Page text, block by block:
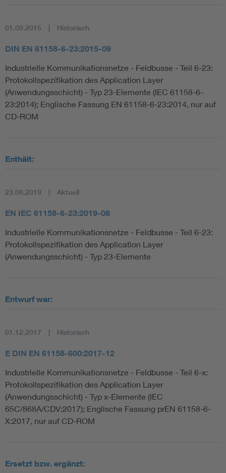
01.09.2015 Historisch
DIN EN 61158-6-23:2015-09
Industrielle Kommunikationsnetze - Feldbusse - Teil 6-23:
Protokollspezifikation des Application Layer
(Anwendungsschicht) - Typ 23-Elemente (IEC 61158-6-
23:2014); Englische Fassung EN 61158-6-23:2014, nur auf
CD-ROM
Enthält:
23.08.2019 Aktuell
EN IEC 61158-6-23:2019-08
Industrielle Kommunikationsnetze - Feldbusse - Teil 6-23:
Protokollspezifikation des Application Layer
(Anwendungsschicht) - Typ 23-Elemente
Entwurf war:
01.12.2017 Historisch
E DIN EN 61158-600:2017-12
Industrielle Kommunikationsnetze - Feldbusse - Teil 6-x:
Protokollspezifikation des Application Layer
(Anwendungsschicht) - Typ x-Elemente (IEC
65C/868A/CDV:2017); Englische Fassung prEN 61158-6-
X:2017, nur auf CD-ROM
Ersetzt bzw. ergänzt: